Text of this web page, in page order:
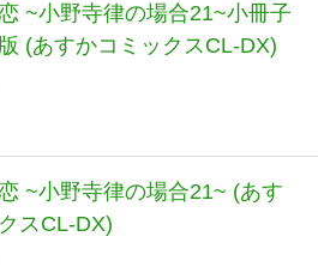
~小野寺律の場合21~小冊子
(あすかコミックスCL-DX)
~小野寺律の場合21~ (あす
スCL-DX)